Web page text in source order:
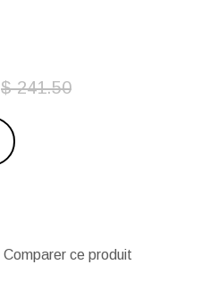
$ 241.50
Comparer ce produit